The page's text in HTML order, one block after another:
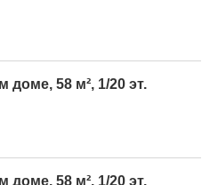
доме, 58 м², 1/20 эт.
доме, 58 м², 1/20 эт.